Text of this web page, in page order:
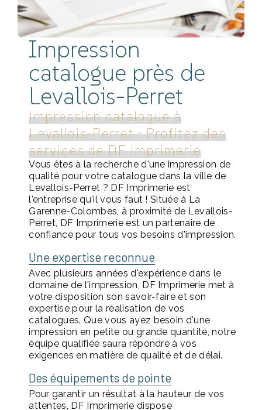
Impression
catalogue près de
Levallois-Perret
Impression catalogue à
Levallois-Perret : Profitez des
services de DF Imprimerie
Vous êtes à la recherche d'une impression de
qualité pour votre catalogue dans la ville de
Levallois-Perret ? DF Imprimerie est
l'entreprise qu'il vous faut ! Située à La
Garenne-Colombes, à proximité de Levallois-
Perret, DF Imprimerie est un partenaire de
confiance pour tous vos besoins d'impression.
Une expertise reconnue
Avec plusieurs années d'expérience dans le
domaine de l'impression, DF Imprimerie met à
votre disposition son savoir-faire et son
expertise pour la réalisation de vos
catalogues. Que vous ayez besoin d'une
impression en petite ou grande quantité, notre
équipe qualifiée saura répondre à vos
exigences en matière de qualité et de délai.
Des équipements de pointe
Pour garantir un résultat à la hauteur de vos
attentes, DF Imprimerie dispose